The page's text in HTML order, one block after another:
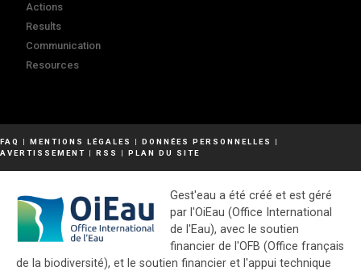
Actions
Results
Communication
Resources
FAQ | MENTIONS LÉGALES | DONNÉES PERSONNELLES
|
AVERTISSEMENT | RSS | PLAN DU SITE
Gest'eau a été créé et est géré
par l'OiEau (Office International
de l'Eau), avec le soutien
financier de l'OFB (Office français
de la biodiversité), et le soutien financier et l'appui technique